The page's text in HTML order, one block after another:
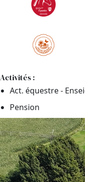
Activités :
Act. équestre -
Pension